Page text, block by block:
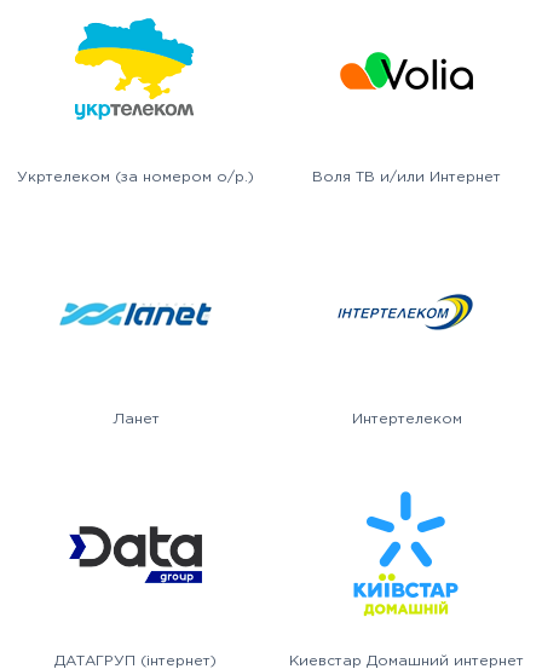
Укртелеком (за номером о/р.) Воля ТВ и/или Интернет
Ланет Интертелеком
ДАТАГРУП (інтернет) Киевстар Домашний интернет